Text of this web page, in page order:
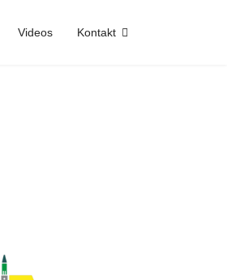
Videos Kontakt